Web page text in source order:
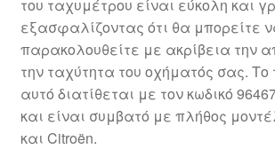
Παγκόσμια αποστολή
Παράπονα
πληρωμές
Πολιτική Απορρήτου
του ταχυμέτρου είναι εύκολη και
εξασφαλίζοντας ότι θα μπορείτε
παρακολουθείτε με ακρίβεια την
την ταχύτητα του οχήματός σας.
αυτό διατίθεται με τον κωδικό
και είναι συμβατό με πλήθος
και Citroën.